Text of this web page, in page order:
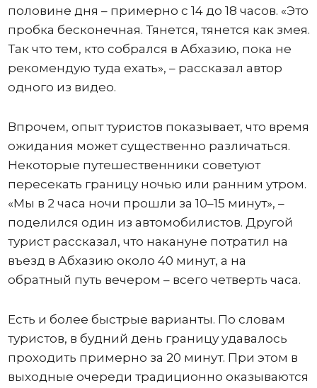
половине дня – примерно с 14 до 18 часов. «Это
пробка бесконечная. Тянется, тянется как змея.
Так что тем, кто собрался в Абхазию, пока не
рекомендую туда ехать», – рассказал автор
одного из видео.
Впрочем, опыт туристов показывает, что время
ожидания может существенно различаться.
Некоторые путешественники советуют
пересекать границу ночью или ранним утром.
«Мы в 2 часа ночи прошли за 10–15 минут», –
поделился один из автомобилистов. Другой
турист рассказал, что накануне потратил на
въезд в Абхазию около 40 минут, а на
обратный путь вечером – всего четверть часа.
Есть и более быстрые варианты. По словам
туристов, в будний день границу удавалось
проходить примерно за 20 минут. При этом в
выходные очереди традиционно оказываются